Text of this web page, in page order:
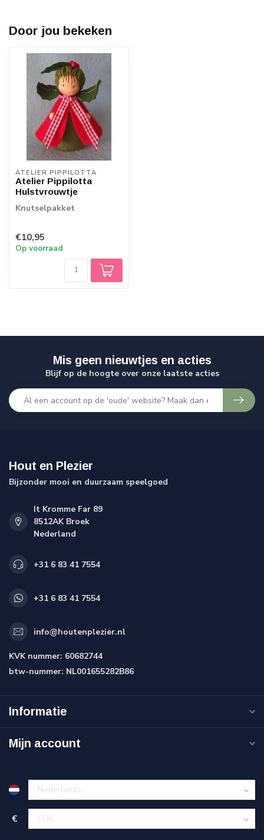
Door jou bekeken
ATELIER PIPPILOTTA
Atelier Pippilotta
Hulstvrouwtje
Knutselpakket
€10,95
Op voorraad
Mis geen nieuwtjes en acties
Blijf op de hoogte over onze laatste acties
Hout en Plezier
Bijzonder mooi en duurzaam speelgoed
It Kromme Far 89
8512AK Broek
Nederland
+31 6 83 41 7554
+31 6 83 41 7554
info@houtenplezier.nl
KVK nummer: 60682744
btw-nummer: NL001655282B86
Informatie
Mijn account
€